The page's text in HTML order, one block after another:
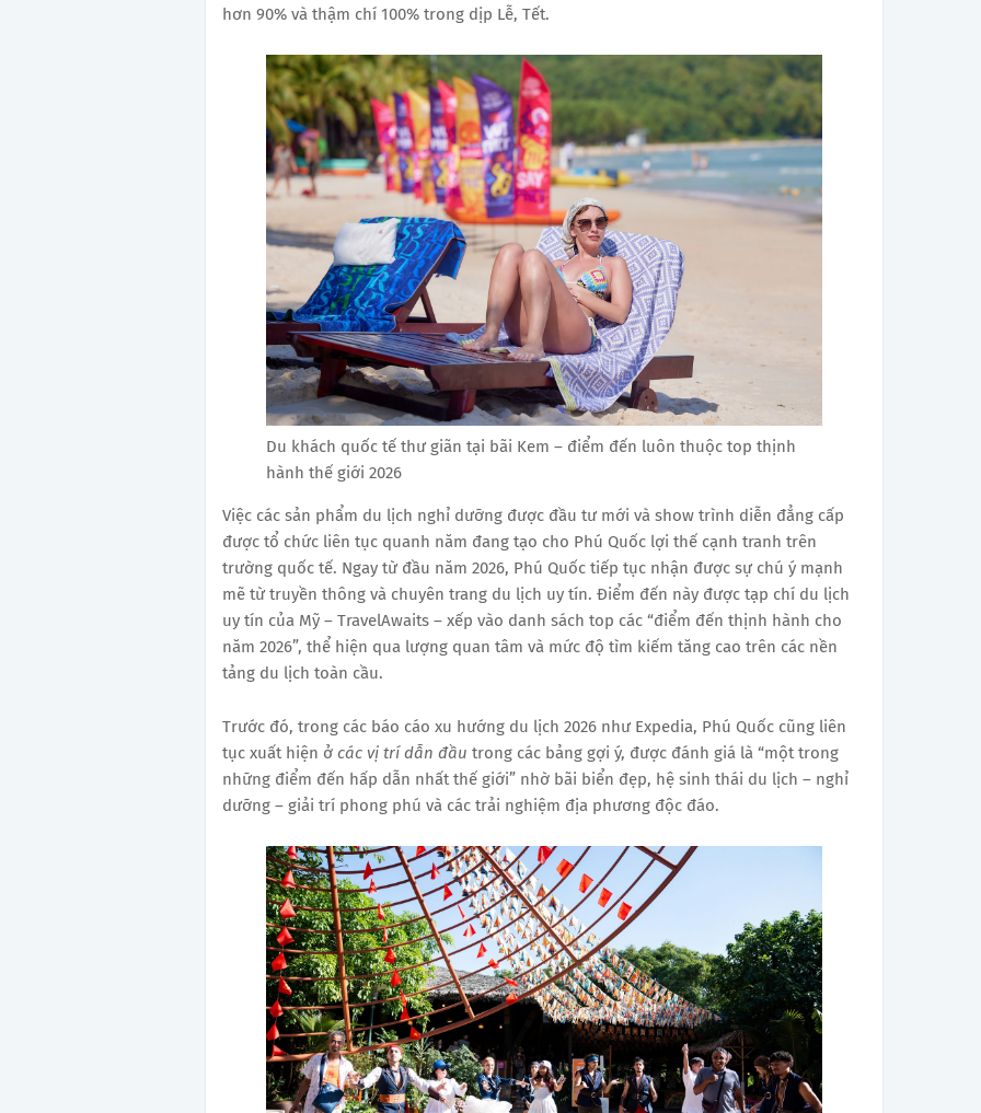
hơn 90% và thậm chí 100% trong dịp Lễ, Tết.
Du khách quốc tế thư giãn tại bãi Kem – điểm đến luôn thuộc top thịnh
hành thế giới 2026
Việc các sản phẩm du lịch nghỉ dưỡng được đầu tư mới và show trình diễn đẳng cấp
được tổ chức liên tục quanh năm đang tạo cho Phú Quốc lợi thế cạnh tranh trên
trường quốc tế. Ngay từ đầu năm 2026, Phú Quốc tiếp tục nhận được sự chú ý mạnh
mẽ từ truyền thông và chuyên trang du lịch uy tín. Điểm đến này được tạp chí du lịch
uy tín của Mỹ – TravelAwaits – xếp vào danh sách top các “điểm đến thịnh hành cho
năm 2026”, thể hiện qua lượng quan tâm và mức độ tìm kiếm tăng cao trên các nền
tảng du lịch toàn cầu.
Trước đó, trong các báo cáo xu hướng du lịch 2026 như Expedia, Phú Quốc cũng liên
tục xuất hiện ở các vị trí dẫn đầu trong các bảng gợi ý, được đánh giá là “một trong
những điểm đến hấp dẫn nhất thế giới” nhờ bãi biển đẹp, hệ sinh thái du lịch – nghỉ
dưỡng – giải trí phong phú và các trải nghiệm địa phương độc đáo.